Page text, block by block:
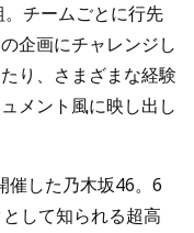
チームごとに行先
企画にチャレンジし
り、さまざまな経験
メント風に映し出し
催した乃木坂46。6
して知られる超高